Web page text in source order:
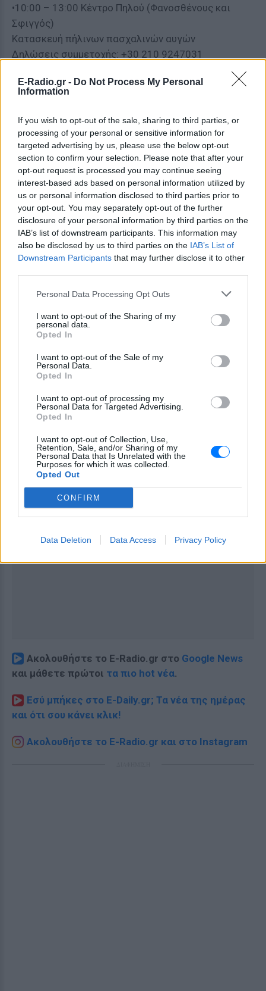
E-Radio.gr - Do Not Process My Personal
Information
If you wish to opt-out of the sale, sharing to third parties, or
processing of your personal or sensitive information for
targeted advertising by us, please use the below opt-out
section to confirm your selection. Please note that after your
opt-out request is processed you may continue seeing
interest-based ads based on personal information utilized by
us or personal information disclosed to third parties prior to
your opt-out. You may separately opt-out of the further
disclosure of your personal information by third parties on the
IAB’s list of downstream participants. This information may
also be disclosed by us to third parties on the IAB’s List of
Downstream Participants that may further disclose it to other
Personal Data Processing Opt Outs
I want to opt-out of the Sharing of my
personal data.
Opted In
I want to opt-out of the Sale of my
Personal Data.
Opted In
I want to opt-out of processing my
Personal Data for Targeted Advertising.
Opted In
I want to opt-out of Collection, Use,
Retention, Sale, and/or Sharing of my
Personal Data that Is Unrelated with the
Purposes for which it was collected.
Opted Out
CONFIRM
Data Deletion Data Access Privacy Policy
•10:00 – 13:00 Κέντρο Πηλού (Φανοσθένους και
Σφιγγός)
Κατασκευή πήλινων πασχαλινών αυγών
Δηλώσεις συμμετοχής: +30 210 9247031
Δημοτική Πινακοθήκη (Λεωνίδου και Μυλλέρου,
«Το Πάσχα μας εμπνέει….»
Φτιάχνουμε το δικό μας πασχαλινό ημερολόγιο με
αφορμή το έργο του Θεόφραστου Τριανταφυλλίδη
«Περιφορά Αναστάσεως»
•11:00 – 12:00, για παιδιά 4-6 ετών
•12:00 – 14:00, για παιδιά 7 – 12 ετών
Δηλώσεις συμμετοχής: +30 210 5202420-1 από
Δευτέρα έως Παρασκευή 10:00 – 14:00
– Μεγάλη Τετάρτη 27 Απριλίου
Συναυλία της Ορχήστρας Νέων Φλωρεντίας σε
συνεργασία με την Ένωση Ιταλών Εξωτερικού στην
Ελλάδα (Comitato della Greciα).
Διεύθυνση Ορχήστρας: Janet Zadow
Ακολουθήστε το E-Radio.gr στο Google News
και μάθετε πρώτοι τα πιο hot νέα.
Εσύ μπήκες στο E-Daily.gr; Τα νέα της ημέρας
και ότι σου κάνει κλικ!
Ακολουθήστε το E-Radio.gr και στο Instagram